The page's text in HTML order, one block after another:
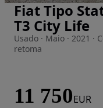
Imagem 1 de 48
Fiat Tipo
T3 City Life
Usado · Maio · 2021 ·
retoma
11 750EUR